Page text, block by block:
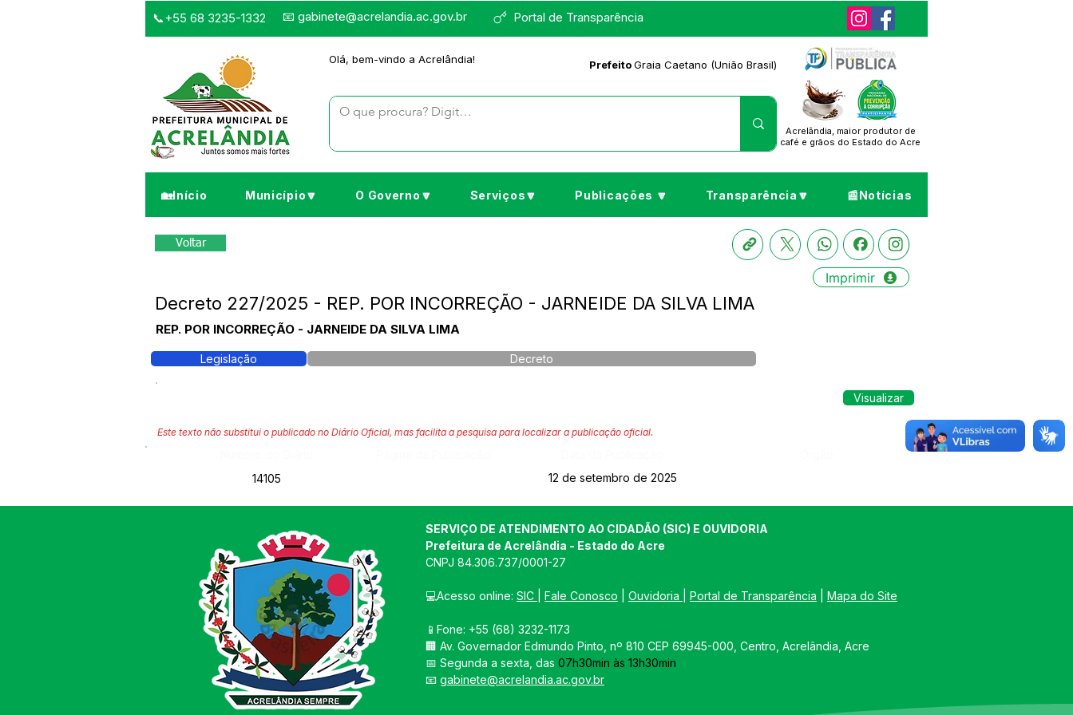
Portal de Transparência
📞+55 68 3235-1332 📧 gabinete@acrelandia.ac.gov.br
Olá, bem-vindo a Acrelândia! PrefeitoGraia Caetano (União Brasil)
Acrelândia, maior produtor de
café e grãos do Estado do Acre
🏡Início Município🔽 O Governo🔽 Serviços🔽 Publicações 🔽 Transparência🔽 📰Notícias
Voltar
Imprimir
Decreto 227/2025 - REP. POR INCORREÇÃO - JARNEIDE DA SILVA LIMA
REP. POR INCORREÇÃO - JARNEIDE DA SILVA LIMA
Legislação Decreto
Visualizar
Este texto não substitui o publicado no Diário Oficial, mas facilita a pesquisa para localizar a publicação oficial.
14105
12 de setembro de 2025
SERVIÇO DE ATENDIMENTO AO CIDADÃO (SIC) E OUVIDORIA
Prefeitura de Acrelândia - Estado do Acre
CNPJ 84.306.737/0001-27
💻Acesso online: SIC Fale Conosco Ouvidoria Portal de Transparência Mapa do Site
📱Fone: +55 (68) 3232-1173
🏢 Av. Governador Edmundo Pinto, nº 810 CEP 69945-000, Centro, Acrelândia, Acre
📅 Segunda a sexta, das 07h30min às 13h30min
📧 gabinete@acrelandia.ac.gov.br